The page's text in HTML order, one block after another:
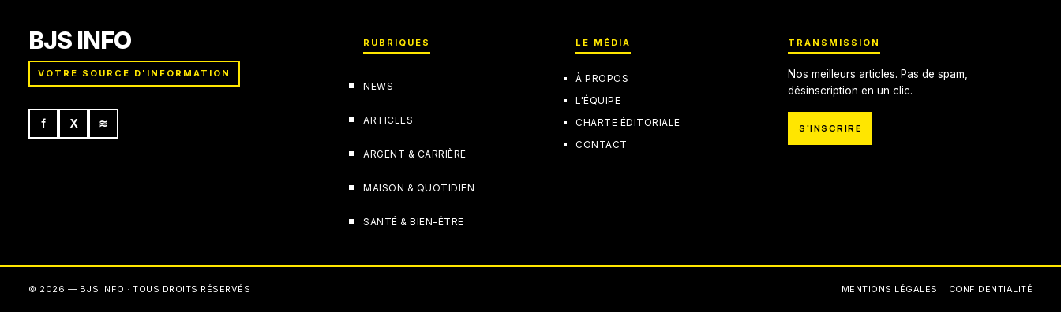
BJS INFO
VOTRE SOURCE D'INFORMATION
f X ≋
RUBRIQUES
NEWS
ARTICLES
ARGENT & CARRIÈRE
MAISON & QUOTIDIEN
SANTÉ & BIEN-ÊTRE
LE MÉDIA
À PROPOS
L'ÉQUIPE
CHARTE ÉDITORIALE
CONTACT
TRANSMISSION
Nos meilleurs articles. Pas de spam,
désinscription en un clic.
S'INSCRIRE
© 2026 — BJS INFO · TOUS DROITS RÉSERVÉS MENTIONS LÉGALES CONFIDENTIALITÉ